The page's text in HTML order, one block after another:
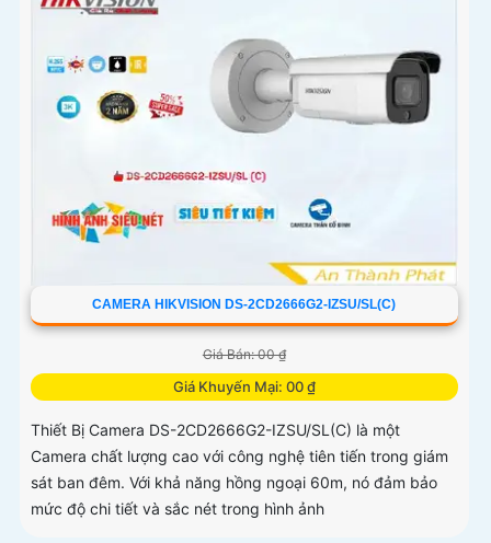
CAMERA HIKVISION DS-2CD2666G2-IZSU/SL(C)
Giá Bán: 00 ₫
Giá Khuyến Mại: 00 ₫
Thiết Bị Camera DS-2CD2666G2-IZSU/SL(C) là một
Camera chất lượng cao với công nghệ tiên tiến trong giám
sát ban đêm. Với khả năng hồng ngoại 60m, nó đảm bảo
mức độ chi tiết và sắc nét trong hình ảnh